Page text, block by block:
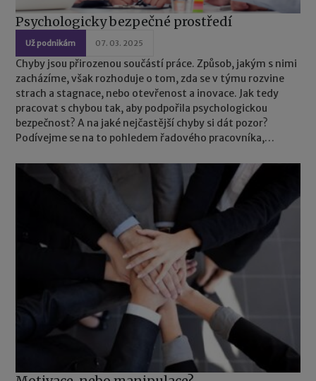
Psychologicky bezpečné prostředí
Už podnikám 07. 03. 2025
Chyby jsou přirozenou součástí práce. Způsob, jakým s nimi
zacházíme, však rozhoduje o tom, zda se v týmu rozvine
strach a stagnace, nebo otevřenost a inovace. Jak tedy
pracovat s chybou tak, aby podpořila psychologickou
bezpečnost? A na jaké nejčastější chyby si dát pozor?
Podívejme se na to pohledem řadového pracovníka,